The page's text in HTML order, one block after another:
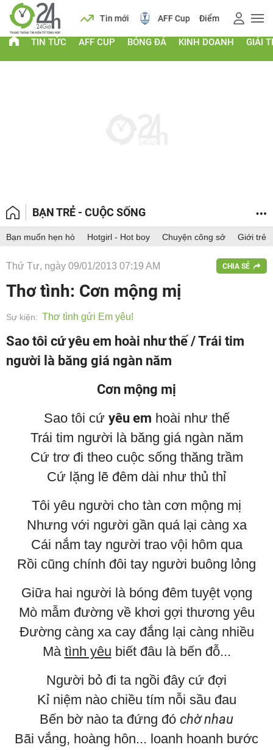
Lịch Tin mới AFF Cup Điểm chuẩn 2026
TIN TỨC AFF CUP BÓNG ĐÁ KINH DOANH GIẢI
BẠN TRẺ - CUỘC SỐNG
Bạn muốn hẹn hò Hotgirl - Hot boy Chuyện công sở Giới trẻ
Thứ Tư, ngày 09/01/2013 07:19 AM CHIA SẺ
Thơ tình: Cơn mộng mị
Sự kiện: Thơ tình gửi Em yêu!
Sao tôi cứ yêu em hoài như thế / Trái tim
người là băng giá ngàn năm
Cơn mộng mị
Sao tôi cứ yêu em hoài như thế
Trái tim người là băng giá ngàn năm
Cứ trơ đi theo cuộc sống thăng trầm
Cứ lặng lẽ đêm dài như thủ thỉ
Tôi yêu người cho tàn cơn mộng mị
Nhưng với người gần quá lại càng xa
Cái nắm tay người trao vội hôm qua
Rồi cũng chính đôi tay người buông lỏng
Giữa hai người là bóng đêm tuyệt vọng
Mò mẫm đường về khơi gợi thương yêu
Đường càng xa cay đắng lại càng nhiều
Mà tình yêu biết đâu là bến đỗ...
Người bỏ đi ta ngồi đây cứ đợi
Kỉ niệm nào chiều tím nỗi sầu đau
Bến bờ nào ta đứng đó chờ nhau
Bãi vắng, hoàng hôn... loanh hoanh bước